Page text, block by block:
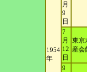
1954
年
月
9
日
7
月
12
日
東京
産会
9